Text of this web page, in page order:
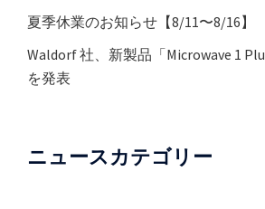
夏季休業のお知らせ【8/11〜8/16】
Waldorf 社、新製品「Microwave 1
を発表
ニュースカテゴリー